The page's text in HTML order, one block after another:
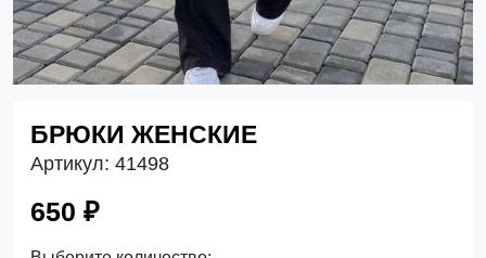
БРЮКИ ЖЕНСКИЕ
Артикул: 41498
650 ₽